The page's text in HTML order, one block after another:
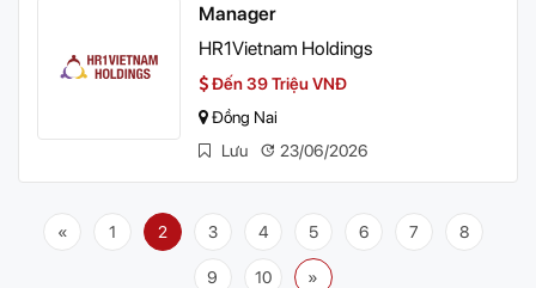
Manager
HR1Vietnam Holdings
Đến 39 Triệu VNĐ
Đồng Nai
Lưu
23/06/2026
« 1 2 3 4 5 6 7 8
9 10 »